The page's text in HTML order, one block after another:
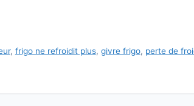
, frigo ne refroidit plus, givre frigo, perte de